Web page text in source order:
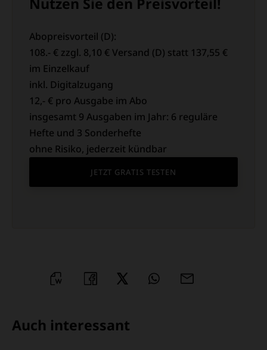
Abopreisvorteil (D):
108.- € zzgl. 8,10 € Versand (D) statt 137,55 €
im Einzelkauf
inkl. Digitalzugang
12,- € pro Ausgabe im Abo
insgesamt 9 Ausgaben im Jahr: 6 reguläre
Hefte und 3 Sonderhefte
ohne Risiko, jederzeit kündbar
JETZT GRATIS TESTEN
ÜBERSCHRIFT
Auch interessant